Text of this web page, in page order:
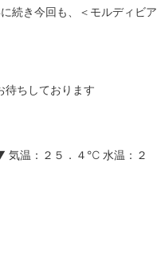
続き今回も、＜ モルディビア
待ちしております
５．４℃ 水温：２